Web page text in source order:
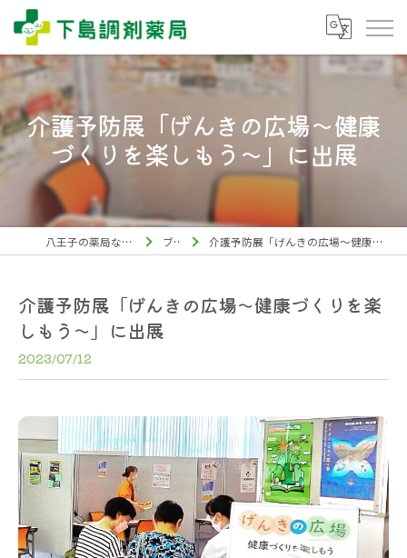
介護予防展「げんきの広場〜健康
づくりを楽しもう〜」に出展
八王子の薬局なら下島調剤薬局 ブログ 介護予防展「げんきの広場〜健康づくりを楽しもう〜」に出展
介護予防展「げんきの広場〜健康づくりを楽
しもう〜」に出展
2023/07/12